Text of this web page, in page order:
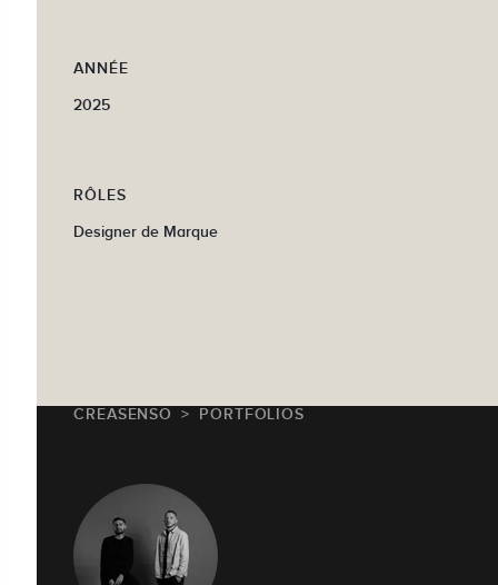
ANNÉE
2025
RÔLES
Designer de Marque
CREASENSO PORTFOLIOS